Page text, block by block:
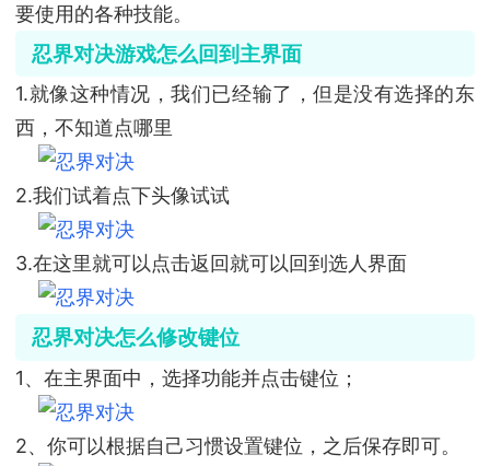
要使用的各种技能。
忍界对决游戏怎么回到主界面
1.就像这种情况，我们已经输了，但是没有选择的东
西，不知道点哪里
2.我们试着点下头像试试
3.在这里就可以点击返回就可以回到选人界面
忍界对决怎么修改键位
1、在主界面中，选择功能并点击键位；
2、你可以根据自己习惯设置键位，之后保存即可。